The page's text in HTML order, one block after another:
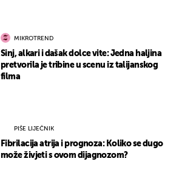
MIKROTREND
Sinj, alkari i dašak dolce vite: Jedna haljina
pretvorila je tribine u scenu iz talijanskog
filma
PIŠE LIJEČNIK
Fibrilacija atrija i prognoza: Koliko se dugo
može živjeti s ovom dijagnozom?